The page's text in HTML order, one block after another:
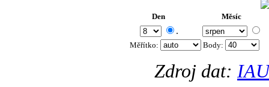
Den Měsíc
.
Měřítko: Body:
Zdroj dat: